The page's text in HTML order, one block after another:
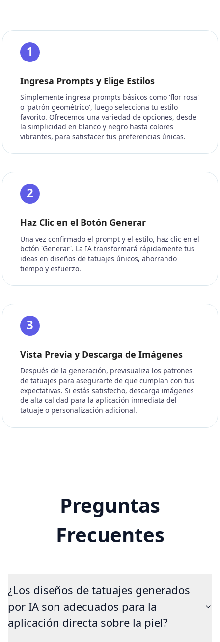
1
Ingresa Prompts y Elige Estilos
Simplemente ingresa prompts básicos como 'flor rosa'
o 'patrón geométrico', luego selecciona tu estilo
favorito. Ofrecemos una variedad de opciones, desde
la simplicidad en blanco y negro hasta colores
vibrantes, para satisfacer tus preferencias únicas.
2
Haz Clic en el Botón Generar
Una vez confirmado el prompt y el estilo, haz clic en el
botón 'Generar'. La IA transformará rápidamente tus
ideas en diseños de tatuajes únicos, ahorrando
tiempo y esfuerzo.
3
Vista Previa y Descarga de Imágenes
Después de la generación, previsualiza los patrones
de tatuajes para asegurarte de que cumplan con tus
expectativas. Si estás satisfecho, descarga imágenes
de alta calidad para la aplicación inmediata del
tatuaje o personalización adicional.
Preguntas
Frecuentes
¿Los diseños de tatuajes generados
por IA son adecuados para la
aplicación directa sobre la piel?